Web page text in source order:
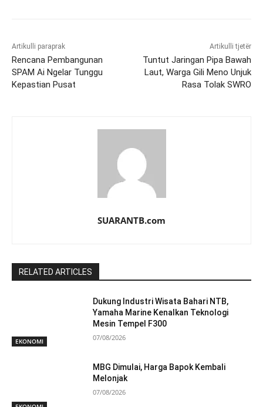
Artikulli paraprak
Rencana Pembangunan
SPAM Ai Ngelar Tunggu
Kepastian Pusat
Artikulli tjetër
Tuntut Jaringan Pipa Bawah
Laut, Warga Gili Meno Unjuk
Rasa Tolak SWRO
SUARANTB.com
RELATED ARTICLES
EKONOMI
Dukung Industri Wisata Bahari NTB,
Yamaha Marine Kenalkan Teknologi
Mesin Tempel F300
07/08/2026
MBG Dimulai, Harga Bapok Kembali
Melonjak
07/08/2026